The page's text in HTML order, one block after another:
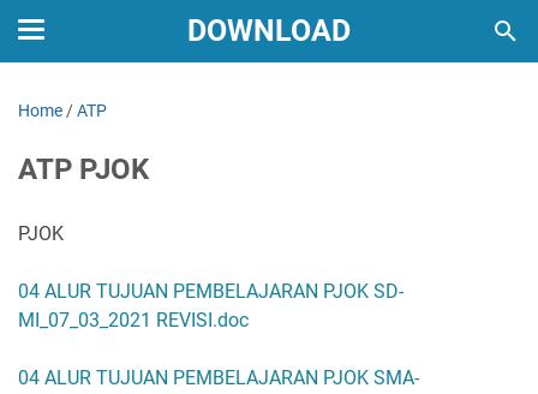
DOWNLOAD
Home /ATP
ATP PJOK
PJOK
04 ALUR TUJUAN PEMBELAJARAN PJOK SD-
MI_07_03_2021 REVISI.doc
04 ALUR TUJUAN PEMBELAJARAN PJOK SMA-